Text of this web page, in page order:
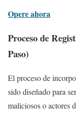
Opere ahora
Proceso de
Paso)
El proceso de
sido diseñado para
maliciosos o actores